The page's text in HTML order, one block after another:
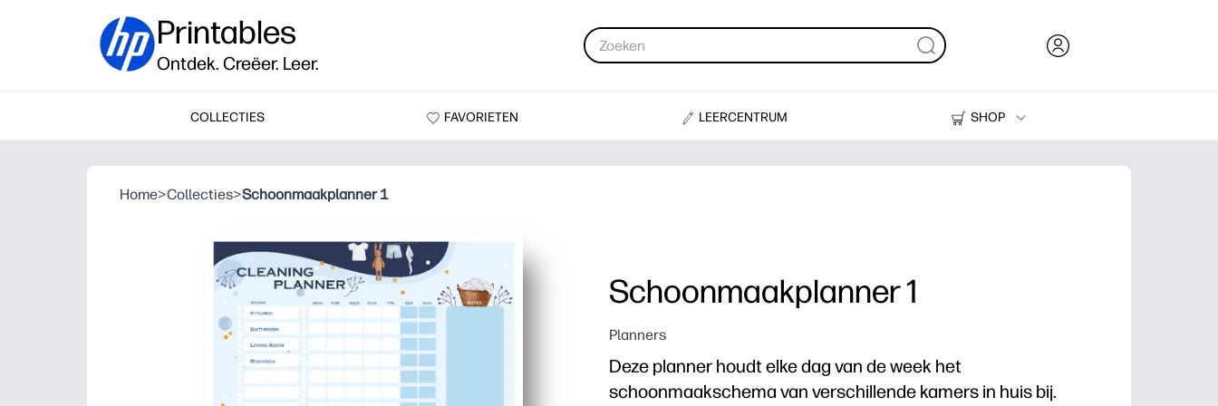
Printables
Ontdek. Creëer. Leer.
COLLECTIES FAVORIETEN LEERCENTRUM
SHOP
Printers
Home>Collecties>Schoonmaakplanner 1
Schoonmaakplanner 1
Planners
Deze planner houdt elke dag van de week het
schoonmaakschema van verschillende kamers in huis bij.